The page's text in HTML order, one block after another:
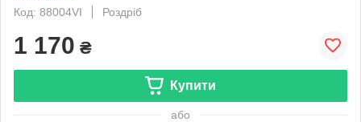
Код: 88004VI
Роздріб
1 170 ₴
Купити
або